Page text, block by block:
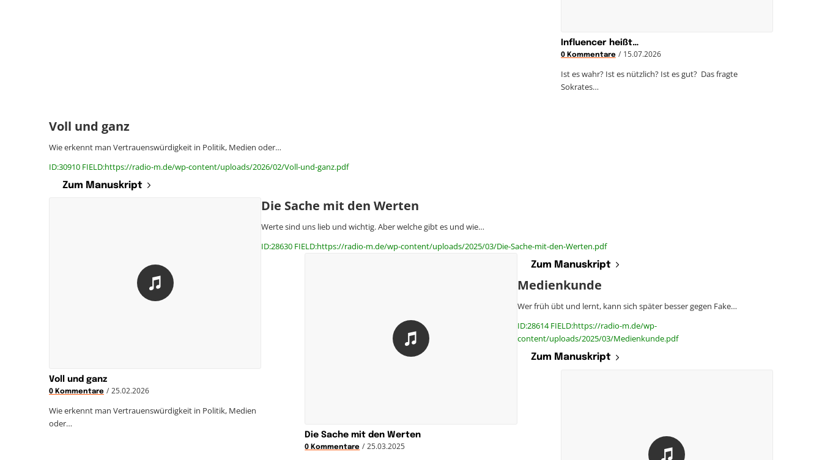
Influencer heißt…
0 Kommentare / 15.07.2026
Ist es wahr? Ist es nützlich? Ist es gut? Das fragte
Sokrates…
Voll und ganz
Wie erkennt man Vertrauenswürdigkeit in Politik, Medien oder…
ID:30910 FIELD:https://radio-m.de/wp-content/uploads/2026/02/Voll-und-ganz.pdf
Zum Manuskript
Voll und ganz
0 Kommentare / 25.02.2026
Wie erkennt man Vertrauenswürdigkeit in Politik, Medien
oder…
Die Sache mit den Werten
Werte sind uns lieb und wichtig. Aber welche gibt es und wie…
ID:28630 FIELD:https://radio-m.de/wp-content/uploads/2025/03/Die-Sache-mit-den-Werten.pdf
Zum Manuskript
Die Sache mit den Werten
0 Kommentare / 25.03.2025
Medienkunde
Wer früh übt und lernt, kann sich später besser gegen Fake…
ID:28614 FIELD:https://radio-m.de/wp-
content/uploads/2025/03/Medienkunde.pdf
Zum Manuskript